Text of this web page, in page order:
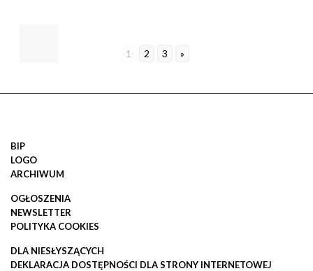
1 2 3 »
BIP
LOGO
ARCHIWUM
OGŁOSZENIA
NEWSLETTER
POLITYKA COOKIES
DLA NIESŁYSZĄCYCH
DEKLARACJA DOSTĘPNOŚCI DLA STRONY INTERNETOWEJ